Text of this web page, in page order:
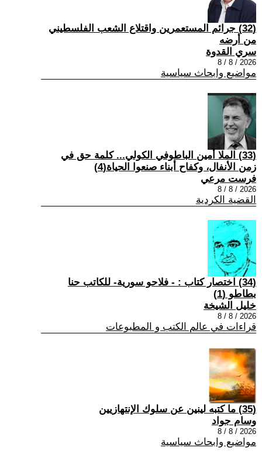
(32) جرائم المستعمرين واقتلاع الشعب الفلسطيني
من أرضه
سري القدوة
2026 / 8 / 8
مواضيع وابحاث سياسية
(33) الملا أمين الباطوفي الكولي... كلمة حق في
زمن الأنفال، وكفاح أبناء صنعوا الحياة(4)
فرست مرعي
2026 / 8 / 8
القضية الكردية
(34) اختصار كتاب : - فلاحو سورية- للكاتب حنا
بطاطو (1)
خليل الشيخة
2026 / 8 / 8
قراءات في عالم الكتب و المطبوعات
(35) ما كتبه لينين عن سلوك الإنتهازيين
وسام جواد
2026 / 8 / 8
مواضيع وابحاث سياسية